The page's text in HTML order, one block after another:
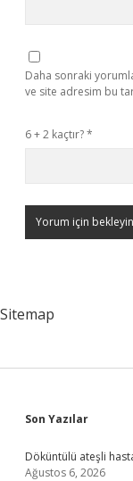
Daha sonraki
ve site adresim bu
6 + 2 kaçtır?*
Sitemap
Sidebar
Son Yazılar
Döküntülü ateşli
Ağustos 6, 2026